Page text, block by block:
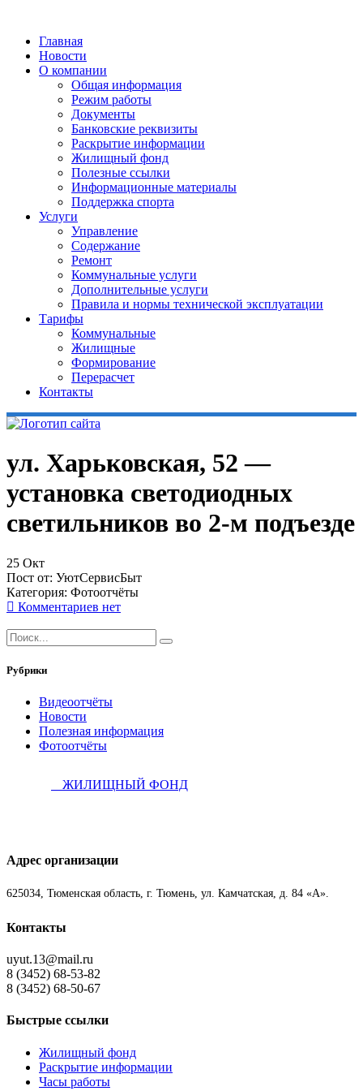
Главная
Новости
О компании
Общая информация
Режим работы
Документы
Банковские реквизиты
Раскрытие информации
Жилищный фонд
Полезные ссылки
Информационные материалы
Поддержка спорта
Услуги
Управление
Содержание
Ремонт
Коммунальные услуги
Дополнительные услуги
Правила и нормы технической эксплуатации
Тарифы
Коммунальные
Жилищные
Формирование
Перерасчет
Контакты
ул. Харьковская, 52 —
установка светодиодных
светильников во 2-м подъезде
25 Окт
Пост от: УютСервисБыт
Категория: Фотоотчёты
Комментариев нет
Рубрики
Видеоотчёты
Новости
Полезная информация
Фотоотчёты
ЖИЛИЩНЫЙ ФОНД
Адрес организации
625034, Тюменская область, г. Тюмень, ул. Камчатская, д. 84 «А».
Контакты
uyut.13@mail.ru
8 (3452) 68-53-82
8 (3452) 68-50-67
Быстрые ссылки
Жилищный фонд
Раскрытие информации
Часы работы